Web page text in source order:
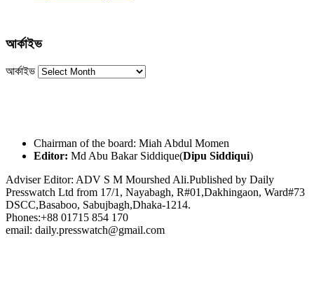
আর্কাইভ
আর্কাইভ
Chairman of the board: Miah Abdul Momen
Editor: Md Abu Bakar Siddique(Dipu Siddiqui)
Adviser Editor: ADV S M Mourshed Ali.Published by Daily
Presswatch Ltd from 17/1, Nayabagh, R#01,Dakhingaon, Ward#73
DSCC,Basaboo, Sabujbagh,Dhaka-1214.
Phones:+88 01715 854 170
email: daily.presswatch@gmail.com